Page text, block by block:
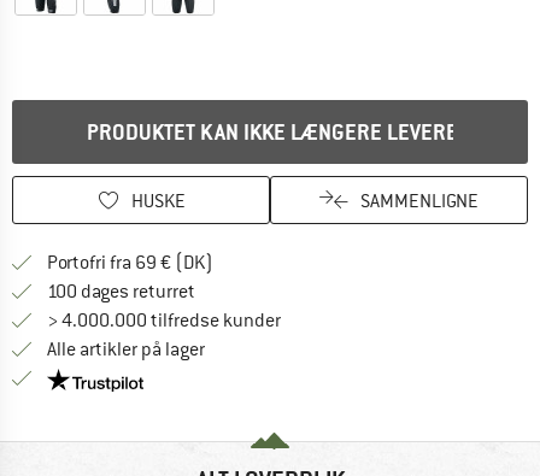
PRODUKTET KAN IKKE LÆNGERE LEVERES
HUSKE SAMMENLIGNE
Portofri fra 69 € (DK)
100 dages returret
> 4.000.000 tilfredse kunder
Alle artikler på lager
Vi er Trustpilot-certificeret - oplysningerne får du